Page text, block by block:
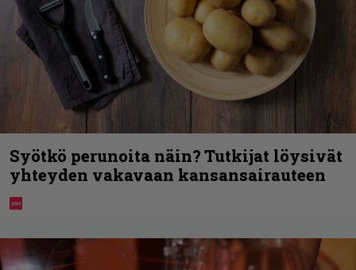
Syötkö perunoita näin? Tutkijat löysivät
yhteyden vakavaan kansansairauteen